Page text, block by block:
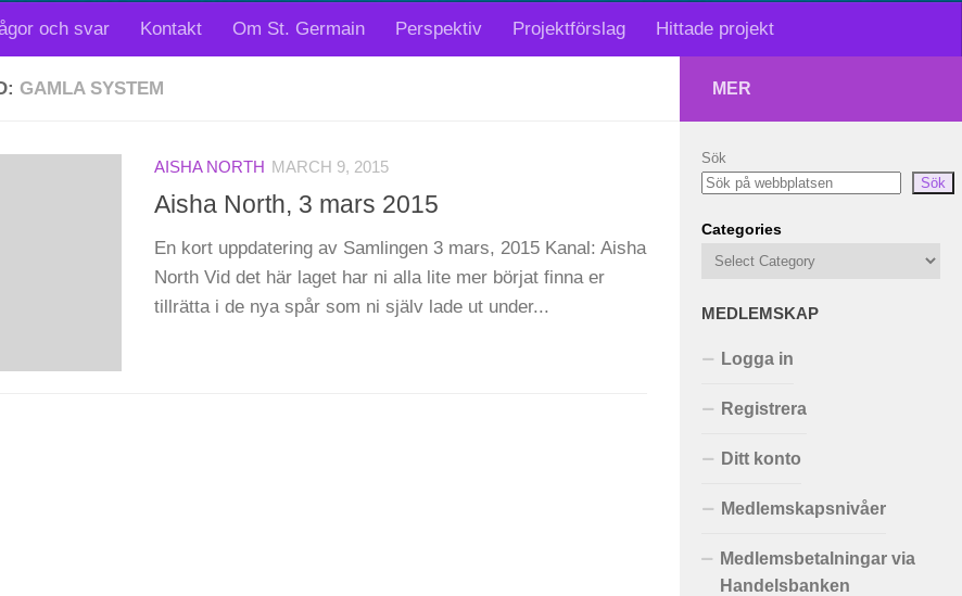
och svar Kontakt Om St. Germain Perspektiv Projektförslag Hittade projekt
GAMLA SYSTEM
AISHA NORTH MARCH 9, 2015
Aisha North, 3 mars 2015
En kort uppdatering av Samlingen 3 mars, 2015 Kanal: Aisha
North Vid det här laget har ni alla lite mer börjat finna er
tillrätta i de nya spår som ni själv lade ut under...
MER
Sök
Sök
Categories
MEDLEMSKAP
Logga in
Registrera
Ditt konto
Medlemskapsnivåer
Medlemsbetalningar via
Handelsbanken